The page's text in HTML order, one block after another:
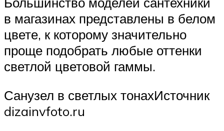
в магазинах представлены в белом
цвете, к которому значительно
проще подобрать любые оттенки
светлой цветовой гаммы.
Санузел в светлых тонахИсточник
dizainvfoto.ru